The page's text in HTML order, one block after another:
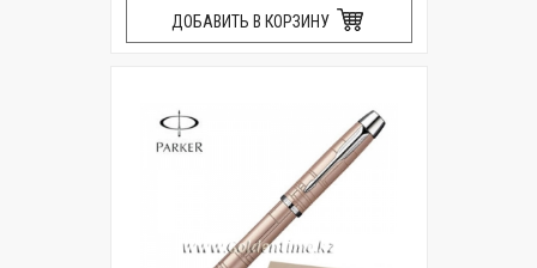
ДОБАВИТЬ В КОРЗИНУ